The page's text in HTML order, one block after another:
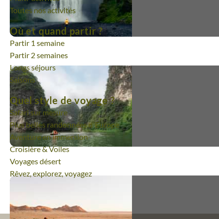
Toutes nos activités
Où et quand partir ?
Partir 1 semaine
Partir 2 semaines
Longs séjours
Saisons
Quel style de voyage ?
Safari sur mesure
Plus belles randonnées d'Europe
Aventure en immersion
Croisière & Voiles
Voyages désert
Rêvez, explorez, voyagez
Excellent voyage !
Dépaysement parfait. Découvertes
magnifiques. Animaux qui nous ont
tant d'émotions ! Hébergements
choisis et très agréables.
Virginie | départ du 11/03/2026